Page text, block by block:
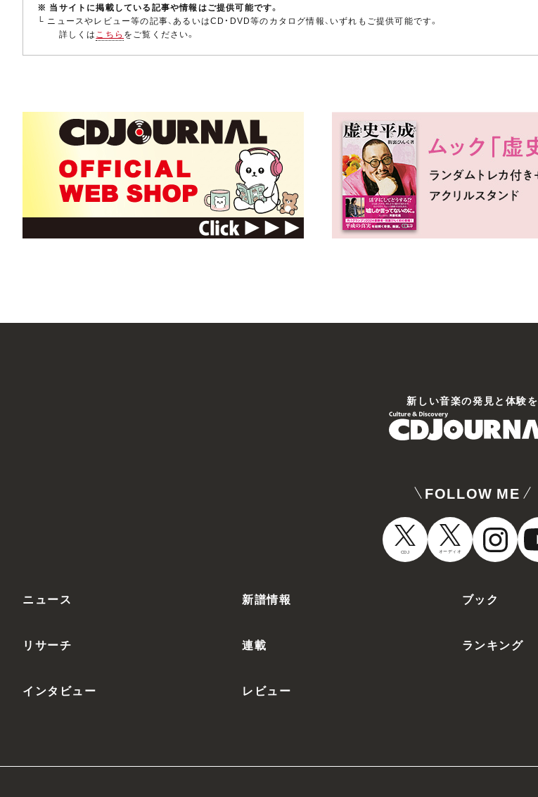
※ 当サイトに掲載している記事や情報はご提供可能です。
└ ニュースやレビュー等の記事、あるいはCD・DVD等のカタログ情報、いずれもご提供可能です。
詳しくはこちら をご覧ください。
新しい⾳楽の発⾒と体験を
FOLLOW ME
CDJ オーディオ
ニュース 新譜情報 ブック
リサーチ 連載 ランキング
インタビュー レビュー